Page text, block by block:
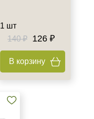
1 шт
140 ₽
126 ₽
В корзину
89
89